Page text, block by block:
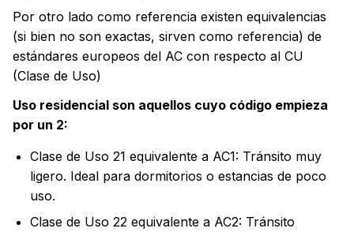
Por otro lado como referencia existen equivalencias
(si bien no son exactas, sirven como referencia) de
estándares europeos del AC con respecto al CU
(Clase de Uso)
Uso residencial son aquellos cuyo código empieza
por un 2:
Clase de Uso 21 equivalente a AC1: Tránsito muy
ligero. Ideal para dormitorios o estancias de poco
uso.
Clase de Uso 22 equivalente a AC2: Tránsito